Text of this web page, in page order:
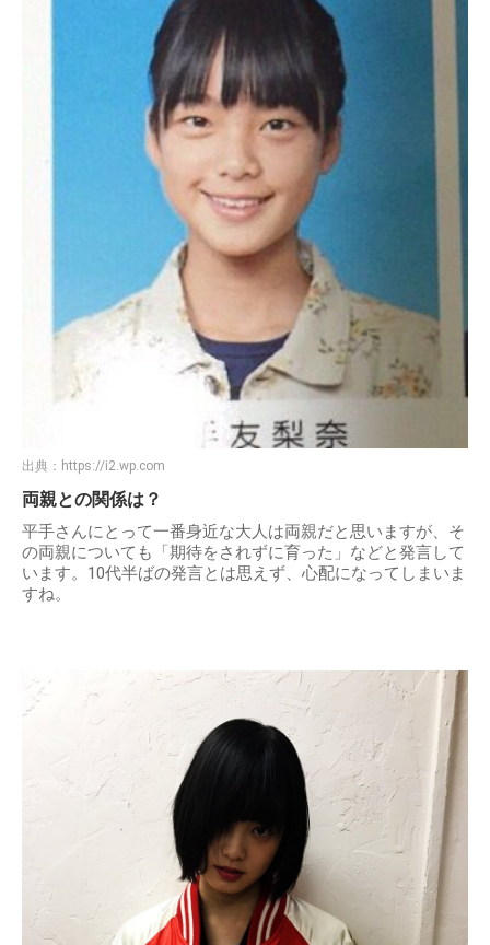
出典： https://i2.wp.com
両親との関係は？
平手さんにとって一番身近な大人は両親だと思いますが、そ
の両親についても「期待をされずに育った」などと発言して
います。10代半ばの発言とは思えず、心配になってしまいま
すね。